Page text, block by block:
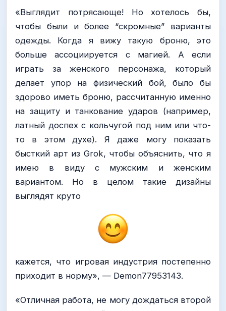
«Выглядит потрясающе! Но хотелось бы,
чтобы были и более “скромные” варианты
одежды. Когда я вижу такую броню, это
больше ассоциируется с магией. А если
играть за женского персонажа, который
делает упор на физический бой, было бы
здорово иметь броню, рассчитанную именно
на защиту и танкование ударов (например,
латный доспех с кольчугой под ним или что-
то в этом духе). Я даже могу показать
бысткий арт из Grok, чтобы объяснить, что я
имею в виду с мужским и женским
вариантом. Но в целом такие дизайны
выглядят круто
кажется, что игровая индустрия постепенно
приходит в норму», — Demon77953143.
«Отличная работа, не могу дождаться второй